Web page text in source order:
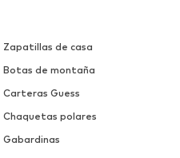
Zapatillas de casa
Botas de montaña
Carteras Guess
Chaquetas polares
Gabardinas